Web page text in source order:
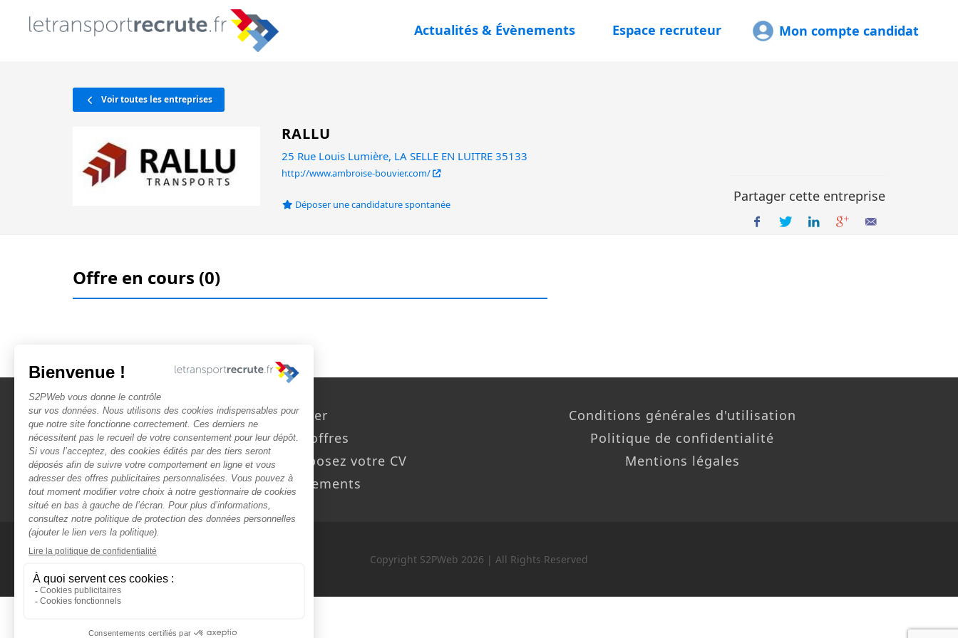
Actualités & Évènements Espace recruteur Mon compte candidat
Voir toutes les entreprises
RALLU
25 Rue Louis Lumière, LA SELLE EN LUITRE 35133
http://www.ambroise-bouvier.com/
Déposer une candidature spontanée
Partager cette entreprise
Offre en cours (0)
Nous contacter
Rechercher des offres
Faîtes-vous chasser ! Déposez votre CV
Actualités et évènements
Conditions générales d'utilisation
Politique de confidentialité
Mentions légales
Copyright S2PWeb 2026 | All Rights Reserved